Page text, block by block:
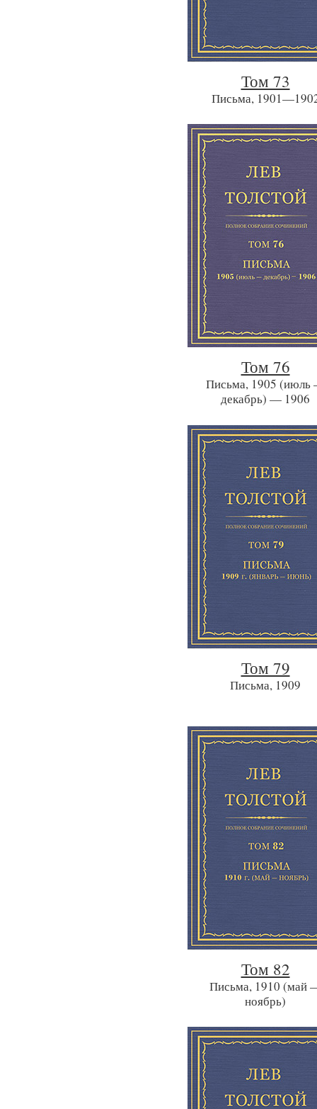
Том 73
Письма,
Том 76
Письма, 1905
декабрь) — 1906
Том 79
Письма, 1909
Том 82
Письма, 1910 (май
ноябрь)